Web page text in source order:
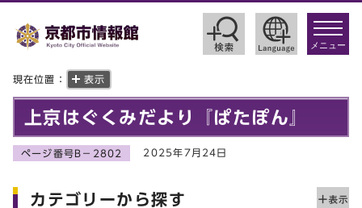
toggle
メニュー
現在位置： 表示
上京はぐくみだより『ぱたぽん』
ページ番号B－2802 2025年7月24日
カテゴリーから探す